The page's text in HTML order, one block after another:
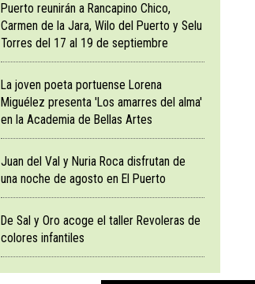
Puerto reunirán a Rancapino Chico,
Carmen de la Jara, Wilo del Puerto y Selu
Torres del 17 al 19 de septiembre
La joven poeta portuense Lorena
Miguélez presenta 'Los amarres del alma'
en la Academia de Bellas Artes
Juan del Val y Nuria Roca disfrutan de
una noche de agosto en El Puerto
De Sal y Oro acoge el taller Revoleras de
colores infantiles